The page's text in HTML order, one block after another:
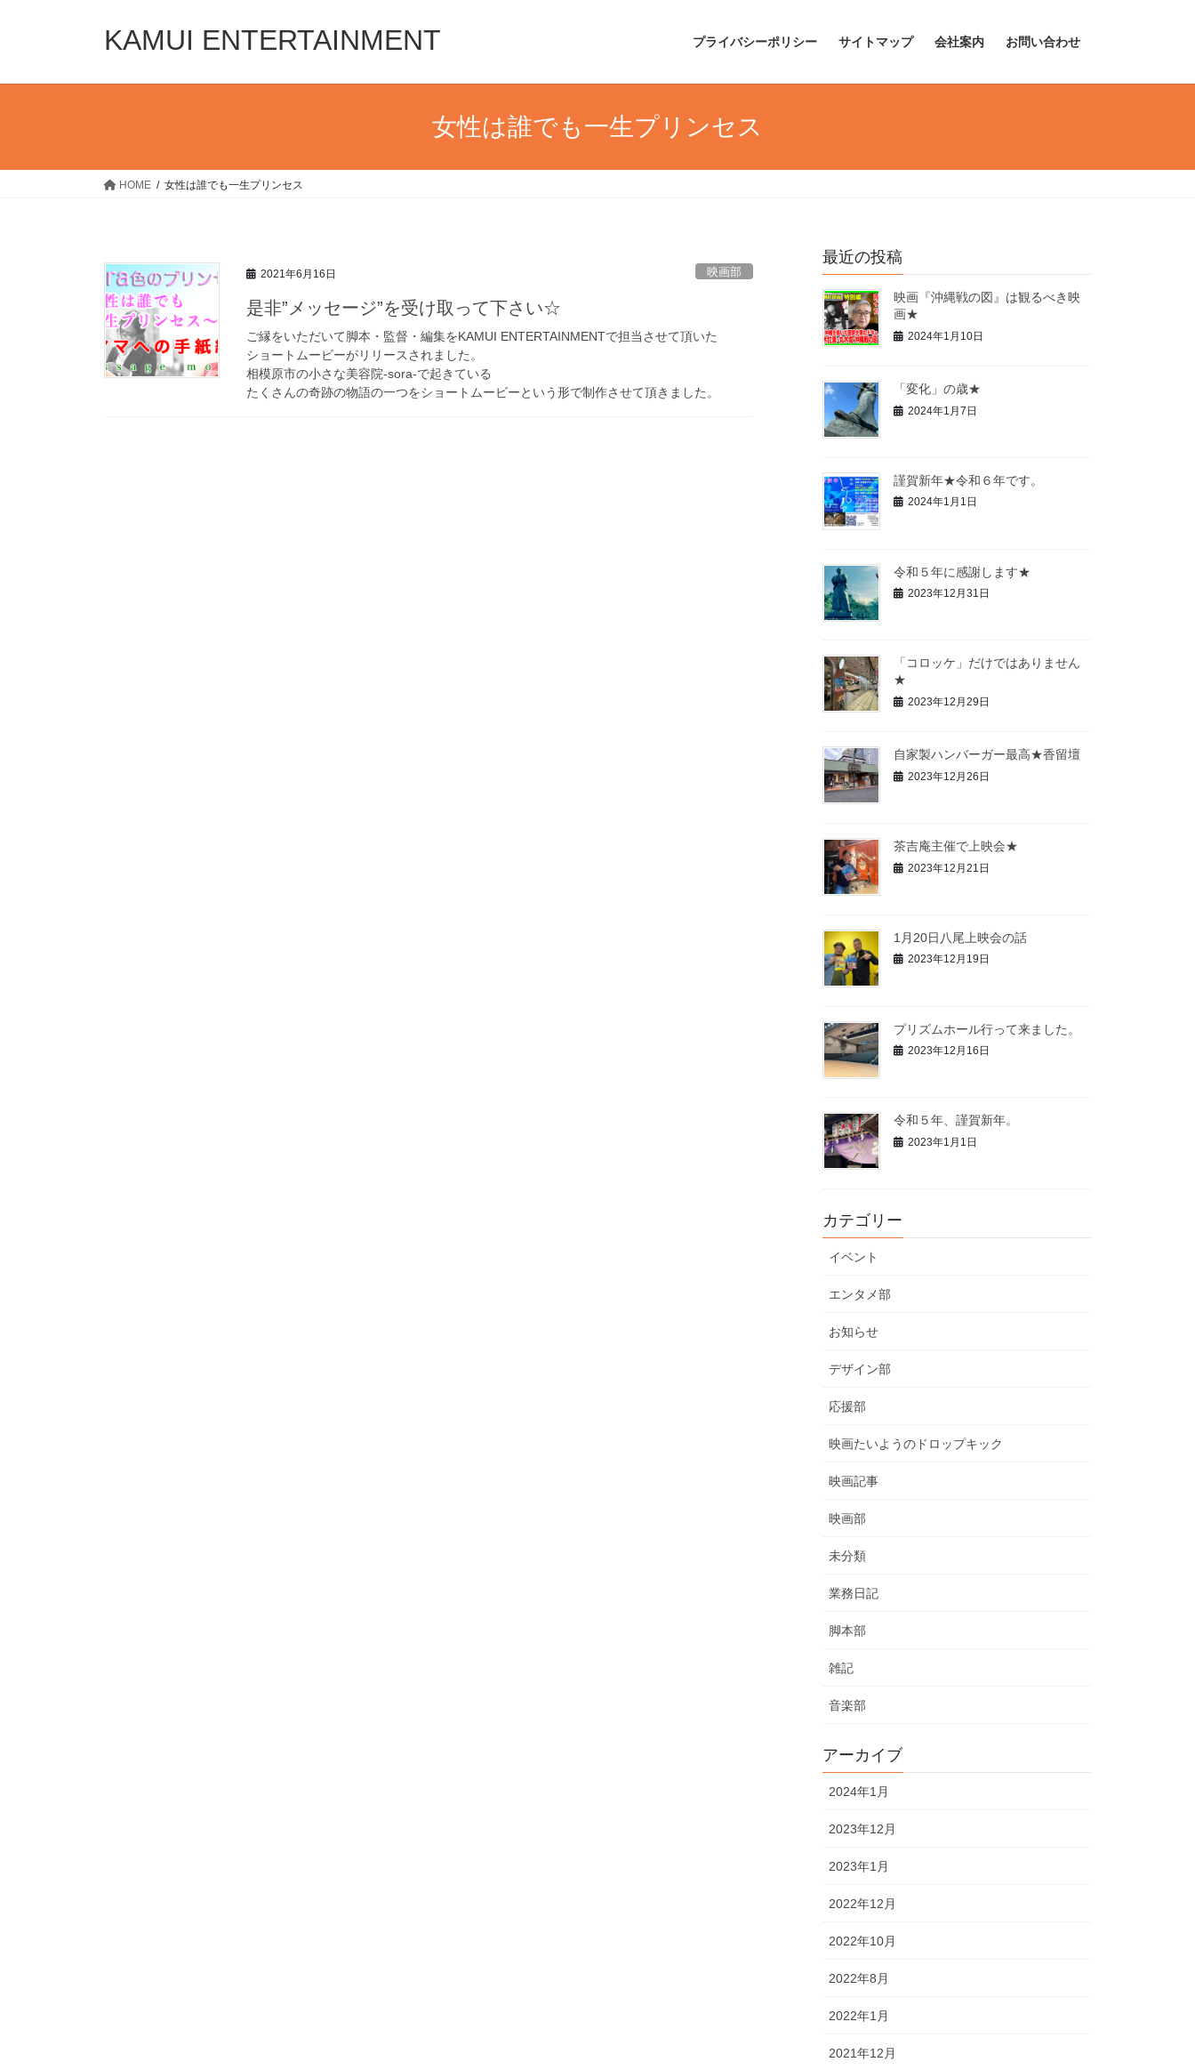
KAMUI ENTERTAINMENT プライバシーポリシー サイトマップ 会社案内 お問い合わせ
女性は誰でも一生プリンセス
HOME 女性は誰でも一生プリンセス
2021年6月16日 映画部
是非”メッセージ”を受け取って下さい☆
ご縁をいただいて脚本・監督・編集をKAMUI ENTERTAINMENTで担当させて頂いた
ショートムービーがリリースされました。
相模原市の小さな美容院-sora-で起きている
たくさんの奇跡の物語の一つをショートムービーという形で制作させて頂きました。
最近の投稿
映画『沖縄戦の図』は観るべき映
画★
2024年1月10日
「変化」の歳★
2024年1月7日
謹賀新年★令和６年です。
2024年1月1日
令和５年に感謝します★
2023年12月31日
「コロッケ」だけではありません
★
2023年12月29日
自家製ハンバーガー最高★香留壇
2023年12月26日
茶吉庵主催で上映会★
2023年12月21日
1月20日八尾上映会の話
2023年12月19日
プリズムホール行って来ました。
2023年12月16日
令和５年、謹賀新年。
2023年1月1日
カテゴリー
イベント
エンタメ部
お知らせ
デザイン部
応援部
映画たいようのドロップキック
映画記事
映画部
未分類
業務日記
脚本部
雑記
音楽部
アーカイブ
2024年1月
2023年12月
2023年1月
2022年12月
2022年10月
2022年8月
2022年1月
2021年12月